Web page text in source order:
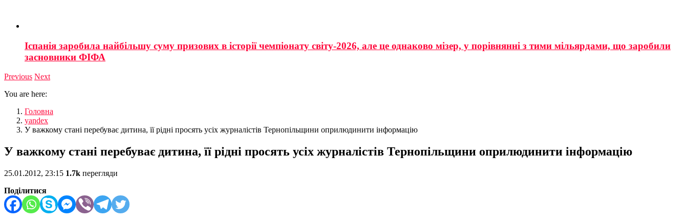
Іспанія заробила найбільшу суму призових в історії чемпіонату світу-2026, але це однаково мізер, у порівнянні з тими мільярдами, що заробили
засновники ФІФА
Previous Next
You are here:
Головна
yandex
У важкому стані перебуває дитина, її рідні просять усіх журналістів Тернопільщини оприлюдинити інформацію
У важкому стані перебуває дитина, її рідні просять усіх журналістів Тернопільщини оприлюдинити інформацію
25.01.2012, 23:15 1.7k перегляди
Поділитися